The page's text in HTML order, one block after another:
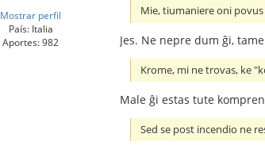
Mostrar perfil
País: Italia
Aportes: 982
Mie, tiumaniere oni
Jes. Ne nepre dum ĝi,
Krome, mi ne trovas, ke
Male ĝi estas tute
Sed se post incendio ne